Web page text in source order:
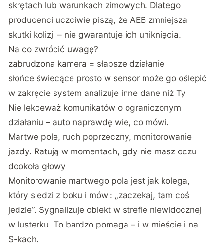
skrętach lub warunkach zimowych. Dlatego
producenci uczciwie piszą, że AEB zmniejsza
skutki kolizji – nie gwarantuje ich uniknięcia.
Na co zwrócić uwagę?
zabrudzona kamera = słabsze działanie
słońce świecące prosto w sensor może go oślepić
w zakręcie system analizuje inne dane niż Ty
Nie lekceważ komunikatów o ograniczonym
działaniu – auto naprawdę wie, co mówi.
Martwe pole, ruch poprzeczny, monitorowanie
jazdy. Ratują w momentach, gdy nie masz oczu
dookoła głowy
Monitorowanie martwego pola jest jak kolega,
który siedzi z boku i mówi: „zaczekaj, tam coś
jedzie”. Sygnalizuje obiekt w strefie niewidocznej
w lusterku. To bardzo pomaga – i w mieście i na
S-kach.